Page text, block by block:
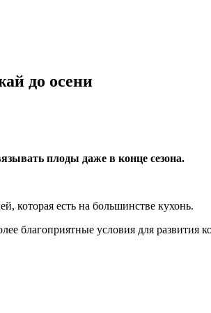
до осени
плоды даже в конце сезона.
которая есть на большинстве кухонь.
благоприятные условия для развития